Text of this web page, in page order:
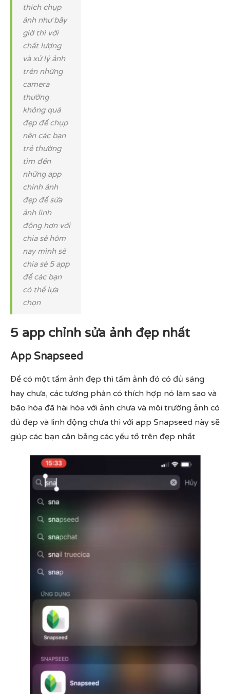
thích chụp
ảnh như bây
giờ thì với
chất lượng
và xử lý ảnh
trên những
camera
thường
không quá
đẹp để chụp
nên các bạn
trẻ thường
tìm đến
những app
chỉnh ảnh
đẹp để sửa
ảnh linh
động hơn với
chia sẻ hôm
nay mình sẽ
chia sẻ 5 app
để các bạn
có thể lựa
chọn
5 app chỉnh sửa ảnh đẹp nhất
App Snapseed
Để có một tấm ảnh đẹp thì tấm ảnh đó có đủ sáng
hay chưa, các tương phản có thích hợp nó làm sao và
bão hòa đã hài hòa với ảnh chưa và môi trường ảnh có
đủ đẹp và linh động chưa thì với app Snapseed này sẽ
giúp các bạn cân bằng các yếu tố trên đẹp nhất